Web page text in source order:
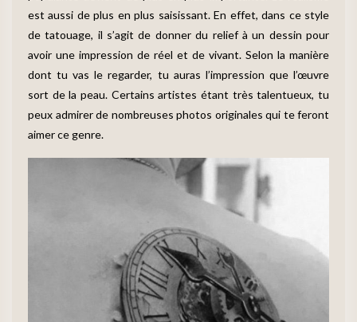
est aussi de plus en plus saisissant. En effet, dans ce style
de tatouage, il s’agit de donner du relief à un dessin pour
avoir une impression de réel et de vivant. Selon la manière
dont tu vas le regarder, tu auras l’impression que l’œuvre
sort de la peau. Certains artistes étant très talentueux, tu
peux admirer de nombreuses photos originales qui te feront
aimer ce genre.